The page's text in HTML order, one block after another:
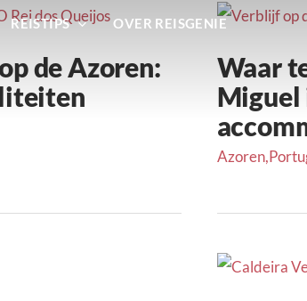
REISTIPS OVER REISGENIE
de Azoren:
Waar
Miguel
Azoren,